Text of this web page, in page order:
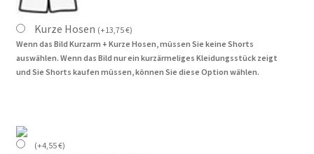
Kurze Hosen (+13,75€)
Wenn das Bild Kurzarm + Kurze Hosen, müssen Sie keine Shorts
auswählen. Wenn das Bild nur ein kurzärmeliges Kleidungsstück zeigt
und Sie Shorts kaufen müssen, können Sie diese Option wählen.
(+4,55€)